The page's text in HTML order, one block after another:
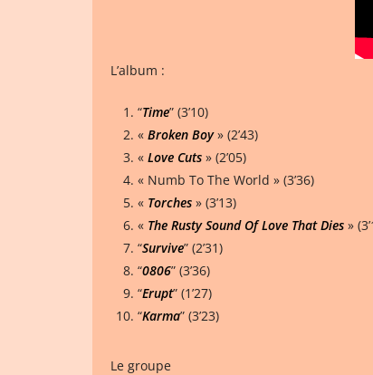
L’album :
“Time” (3’10)
« Broken Boy» (2’43)
« Love Cuts » (2’05)
« Numb To The World » (3’36)
« Torches » (3’13)
« The Rusty Sound Of Love That Dies »
“Survive” (2’31)
“0806” (3’36)
“Erupt” (1’27)
“Karma” (3’23)
Le groupe